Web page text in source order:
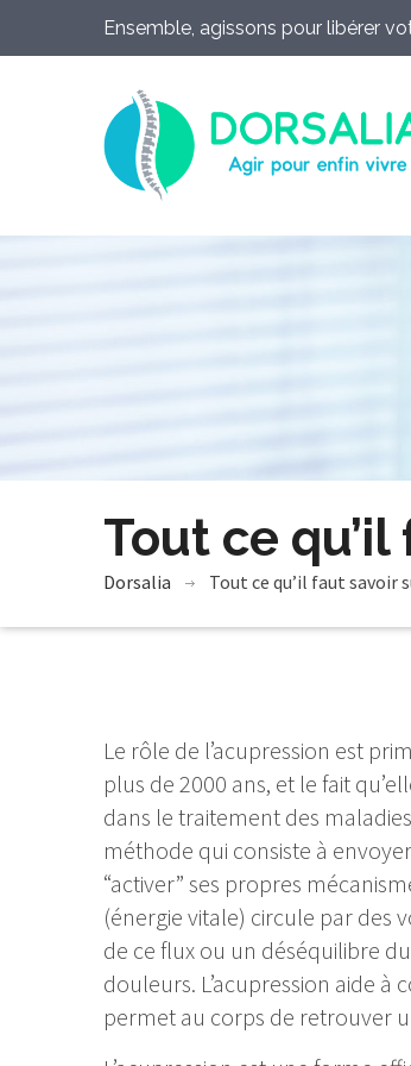
Ensemble, agissons pour libérer
Tout ce
Dorsalia Tout ce qu’il faut savoir
Le rôle de l’acupression est
plus de 2000 ans, et le fait
dans le traitement des
méthode qui consiste à
“activer” ses propres
(énergie vitale) circule par des
de ce flux ou un déséquilibre
douleurs. L’acupression aide
permet au corps de retrouver